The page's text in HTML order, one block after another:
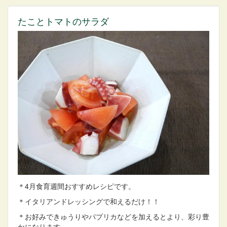
たことトマトのサラダ
＊4月食育週間おすすめレシピです。
＊イタリアンドレッシングで和えるだけ！！
＊お好みできゅうりやパプリカなどを加えるとより、彩り豊